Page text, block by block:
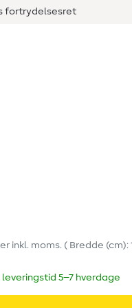
fortrydelsesret
inkl. moms. ( Bredde (cm):
5–7 hverdage